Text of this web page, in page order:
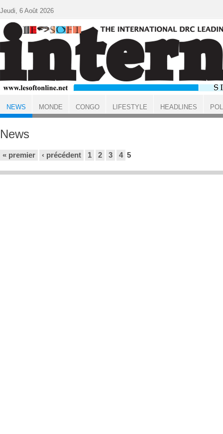
ACCUEIL
News
« premier ‹ précédent 1 2 3 4 5
Jeudi, 6 Août 2026
NEWS MONDE CONGO LIFESTYLE HEADLINES